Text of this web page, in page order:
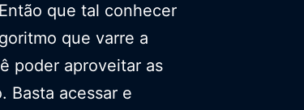
que tal conhecer
que varre a
poder aproveitar as
Basta acessar e